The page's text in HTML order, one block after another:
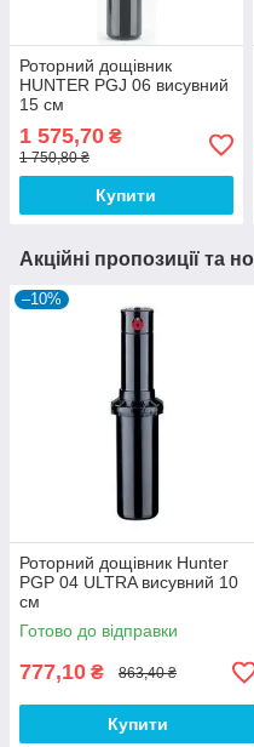
Роторний дощівник
HUNTER PGJ 06 висувний
15 см
1 575,70 ₴
1 750,80 ₴
Купити
Акційні пропозиції та
–10%
Роторний дощівник Hunter
PGP 04 ULTRA висувний 10
см
Готово до відправки
777,10 ₴ 863,40 ₴
Купити